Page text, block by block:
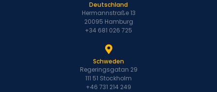
Deutschland
Hermannstraße 13
20095 Hamburg
+34 681 026 725
Schweden
Regeringsgatan 29
111 51 Stockholm
+46 731 214 249